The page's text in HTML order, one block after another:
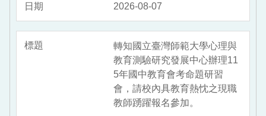
2026-08-07
轉知國立臺灣師範大學心理與
教育測驗研究發展中心辦理11
5年國中教育會考命題研習
會，請校內具教育熱忱之現職
教師踴躍報名參加。